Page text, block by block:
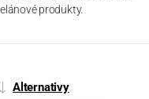
produkty.
Alternativy